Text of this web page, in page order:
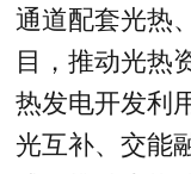
通道配套光热
目，推动光热
热发电开发利
光互补、交能